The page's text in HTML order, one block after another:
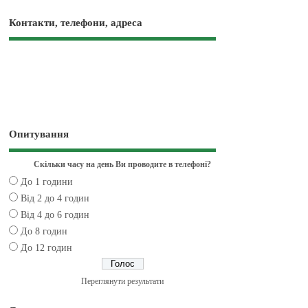
Контакти, телефони, адреса
Опитування
Скільки часу на день Ви проводите в телефоні?
До 1 години
Від 2 до 4 годин
Від 4 до 6 годин
До 8 годин
До 12 годин
Переглянути результати